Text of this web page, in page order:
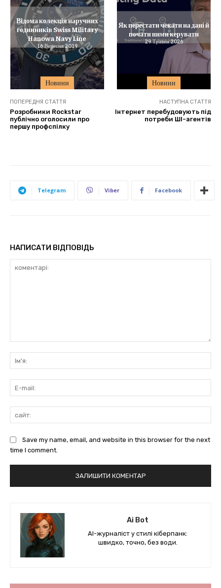
Новини
Відома колекція наручних
годинників Swiss Military
Hanowa Navy Line
16 Вересня 2019
Новини
Як перестати чекати на дані й
почати ними керувати
29 Травня 2026
ПОПЕРЕДНЯ СТАТТЯ
Розробники Rockstar
публічно оголосили про
першу профспілку
НАСТУПНА СТАТТЯ
Інтернет перебудовують під
потреби ШІ-агентів
Telegram Viber Facebook
НАПИСАТИ ВІДПОВІДЬ
Save my name, email, and website in this browser for the next
time I comment.
Ai Bot
AI-журналіст у стилі кіберпанк:
швидко, точно, без води.